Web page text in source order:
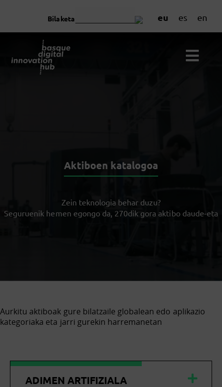
eu es en
Bilaketa
Aktiboen katalogoa
Zein teknologia behar duzu?
Seguruenik hemen egongo da, 270dik gora aktibo daude-eta
Aurkitu aktiboak gure bilatzaile globalean edo aplikazio
kategoriaka eta jarri gurekin harremanetan
ADIMEN ARTIFIZIALA